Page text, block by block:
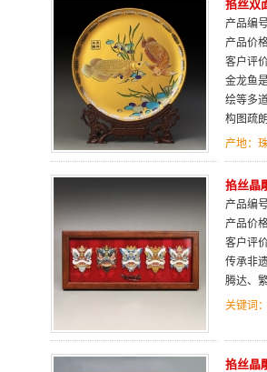
掐丝双
产品编
产品价
客户评
金龙鱼
绘等多
构图疏
产地：
掐丝晶
产品编
产品价
客户评
传承非
腾达、
关键词
掐丝晶